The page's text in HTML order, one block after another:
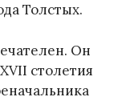
Толстых.
Он
столетия